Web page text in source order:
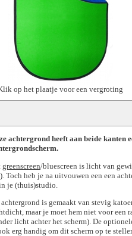
op het plaatje voor een vergroting
achtergrond heeft aan beide kanten
greenscreen/bluescreen is licht van
Toch heb je na uitvouwen een een
je (thuis)studio.
achtergrond is gemaakt van stevig
maar je moet hem niet voor een
licht achter het scherm). De
erg handig om dit scherm op te